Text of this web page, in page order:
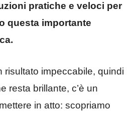
pratiche e veloci per
questa importante
risultato impeccabile, quindi
resta brillante, c’è un
in atto: scopriamo